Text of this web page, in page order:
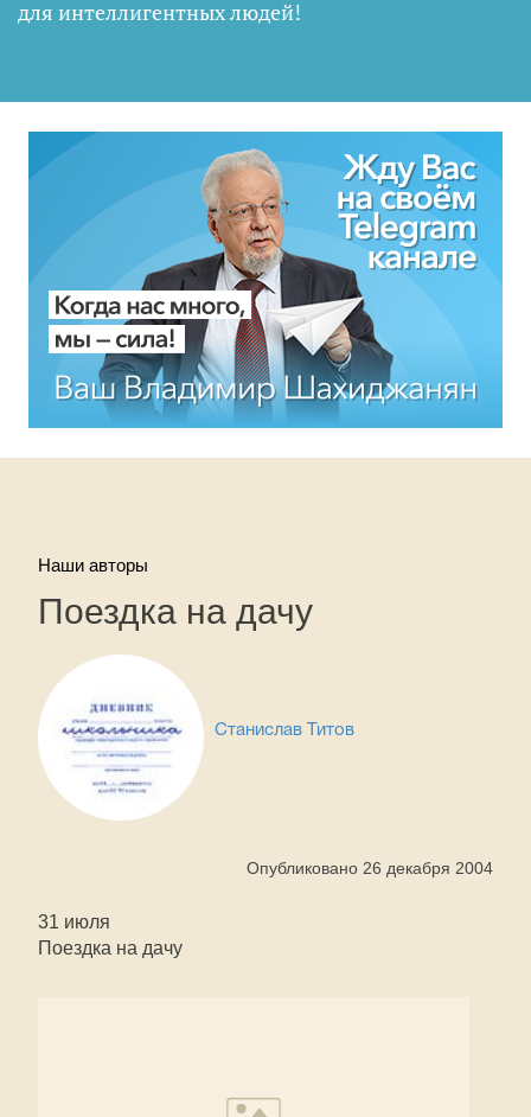
для интеллигентных людей!
Наши авторы
Поездка на дачу
Станислав Титов
Опубликовано 26 декабря 2004
31 июля
Поездка на дачу